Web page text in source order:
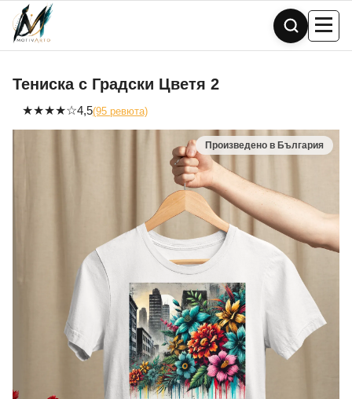
Skip
content
Тениска с Градски Цветя 2
★★★★☆4,5(95 ревюта)